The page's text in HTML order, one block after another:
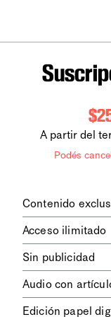
A partir del
Podés
Contenido
digitales dela
los contenidos
diplomatique.
Acceso ilimitado
contenidos.
Sin publicidad
publicitarios.
Audio con
Edición papel